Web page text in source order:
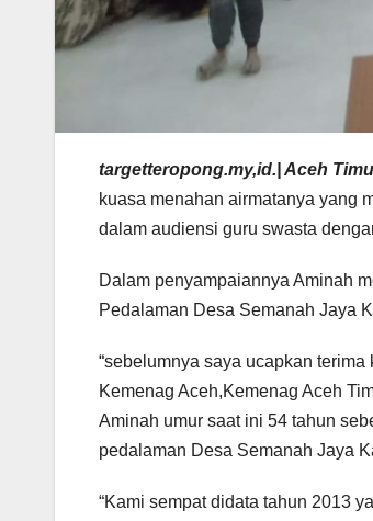
targetteropong.my,id.| Aceh
kuasa menahan airmatanya yang
dalam audiensi guru swasta
Dalam penyampaiannya Aminah
Pedalaman Desa Semanah Jaya
“sebelumnya saya ucapkan
Kemenag Aceh,Kemenag Aceh
Aminah umur saat ini 54 tahun
pedalaman Desa Semanah Jaya
“Kami sempat didata tahun 2013